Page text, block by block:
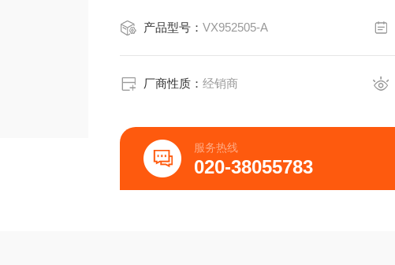
产品型号：VX952505-A
厂商性质：经销商
服务热线
020-38055783